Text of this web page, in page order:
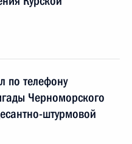
по телефону
Черноморского
штурмовой